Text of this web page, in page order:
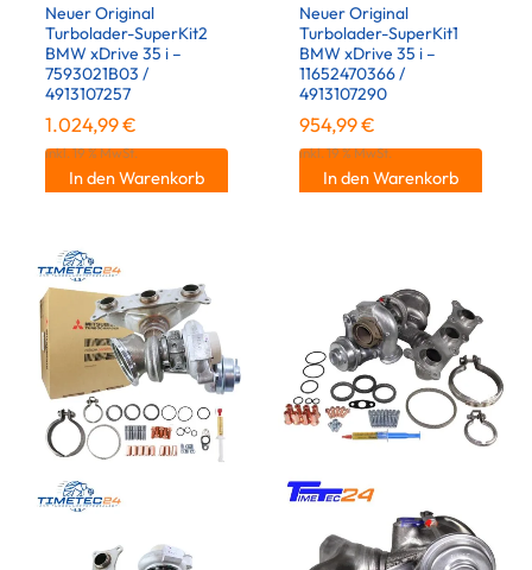
Neuer Original
Turbolader-SuperKit2
BMW xDrive 35 i –
7593021B03 /
4913107257
1.024,99€
inkl. 19 % MwSt.
In den Warenkorb
Neuer Original
Turbolader-SuperKit1
BMW xDrive 35 i –
11652470366 /
4913107290
954,99€
inkl. 19 % MwSt.
In den Warenkorb